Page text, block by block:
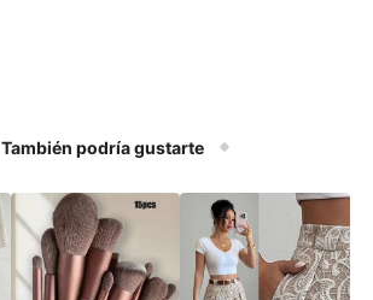
También podría gustarte